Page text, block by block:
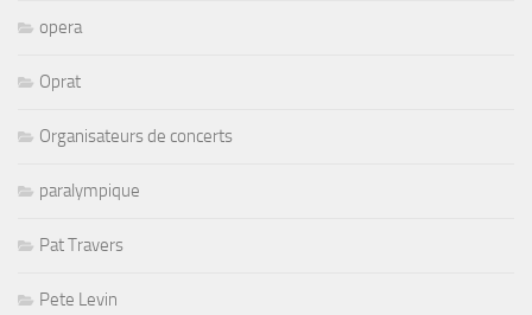
opera
Oprat
Organisateurs de concerts
paralympique
Pat Travers
Pete Levin